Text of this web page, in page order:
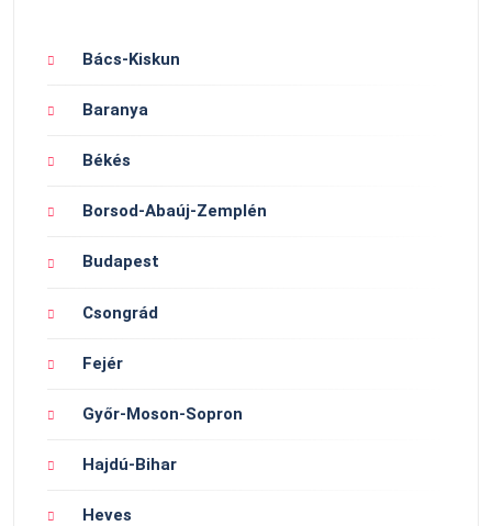
Bács-Kiskun
Baranya
Békés
Borsod-Abaúj-Zemplén
Budapest
Csongrád
Fejér
Győr-Moson-Sopron
Hajdú-Bihar
Heves